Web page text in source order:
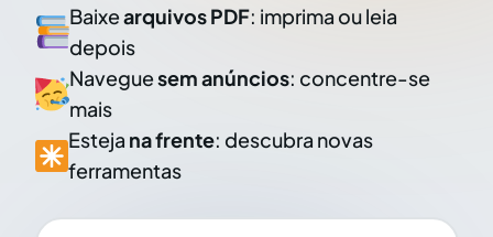
Baixearquivos PDF: imprima ou leia
depois
Naveguesem anúncios: concentre-se
mais
Esteja na frente: descubra novas
ferramentas